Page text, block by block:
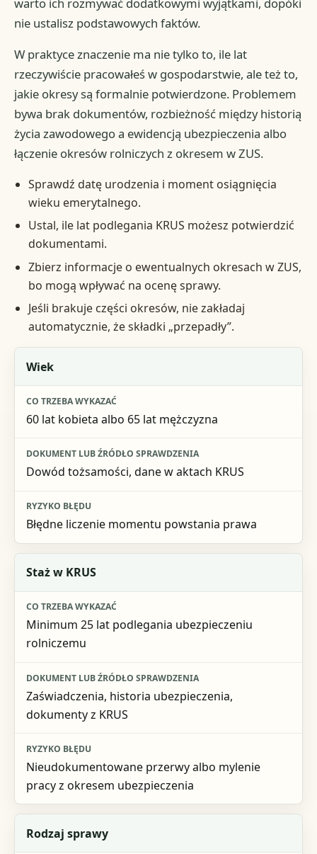
nie ustalisz podstawowych faktów.
W praktyce znaczenie ma nie tylko to, ile lat
rzeczywiście pracowałeś w gospodarstwie, ale też to,
jakie okresy są formalnie potwierdzone. Problemem
bywa brak dokumentów, rozbieżność między historią
życia zawodowego a ewidencją ubezpieczenia albo
łączenie okresów rolniczych z okresem w ZUS.
Sprawdź datę urodzenia i moment osiągnięcia
wieku emerytalnego.
Ustal, ile lat podlegania KRUS możesz potwierdzić
dokumentami.
Zbierz informacje o ewentualnych okresach w ZUS,
bo mogą wpływać na ocenę sprawy.
Jeśli brakuje części okresów, nie zakładaj
automatycznie, że składki „przepadły”.
Warunek
Co trzeba wykazać
Dokument lub źródło sprawdzenia
Ryzyko błędu
Wiek
60 lat kobieta albo 65 lat mężczyzna
Dowód tożsamości, dane w aktach KRUS
Błędne liczenie momentu powstania prawa
Staż w KRUS
Minimum 25 lat podlegania ubezpieczeniu
rolniczemu
Zaświadczenia, historia ubezpieczenia,
dokumenty z KRUS
Nieudokumentowane przerwy albo mylenie
pracy z okresem ubezpieczenia
Rodzaj sprawy